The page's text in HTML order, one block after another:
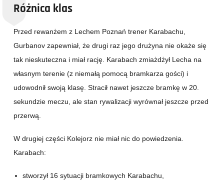
Różnica klas
Przed rewanżem z Lechem Poznań trener Karabachu,
Gurbanov zapewniał, że drugi raz jego drużyna nie okaże się
tak nieskuteczna i miał rację. Karabach zmiażdżył Lecha na
własnym terenie (z niemałą pomocą bramkarza gości) i
udowodnił swoją klasę. Stracił nawet jeszcze bramkę w 20.
sekundzie meczu, ale stan rywalizacji wyrównał jeszcze przed
przerwą.
W drugiej części Kolejorz nie miał nic do powiedzenia.
Karabach:
stworzył 16 sytuacji bramkowych Karabachu,